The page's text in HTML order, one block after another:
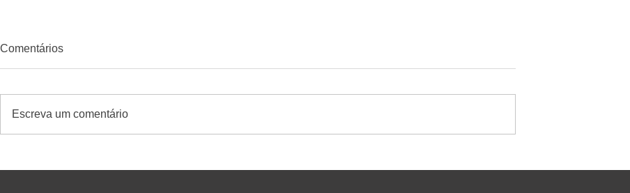
410T/2A: Mais Capacidade e
supermercado: como medir
Experience Ribeirão Preto
Comentários
Escreva um comentário